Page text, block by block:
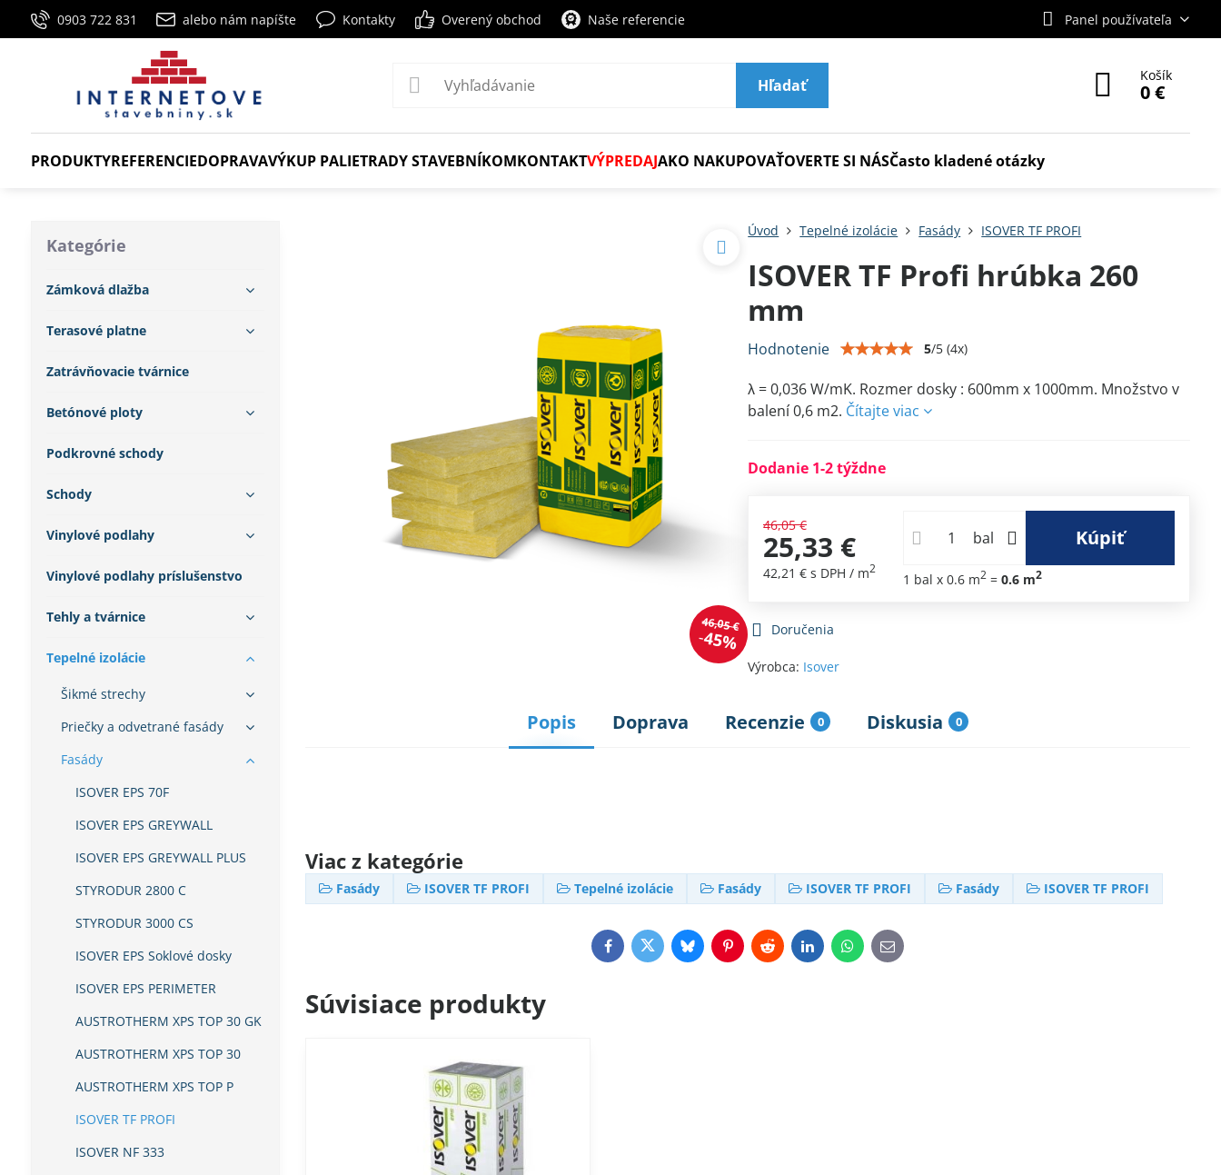
0903 722 831 alebo nám napíšte Kontakty Overený obchod Naše referencie Panel používateľa
Hľadať
Košík
0 €
PRODUKTYREFERENCIEDOPRAVAVÝKUP PALIETRADY STAVEBNÍKOMKONTAKTVÝPREDAJAKO NAKUPOVAŤOVERTE SI NÁSČasto kladené otázky
46,05 €
45%
Úvod Tepelné izolácie Fasády ISOVER TF PROFI
ISOVER TF Profi hrúbka 260
mm
Hodnotenie 5/5 (4x)
λ = 0,036 W/mK. Rozmer dosky : 600mm x 1000mm. Množstvo v
balení 0,6 m2. Čítajte viac
Dodanie 1-2 týždne
46,05 €
25,33 €
42,21 € s DPH / m2
bal Kúpiť
1 balx 0.6 m2 =0.6 m2
Doručenia
Výrobca: Isover
Popis Doprava Recenzie 0 Diskusia 0
Viac z kategórie
Fasády ISOVER TF PROFI Tepelné izolácie Fasády ISOVER TF PROFI Fasády ISOVER TF PROFI
FacebookTwitterBlueskyPinterestRedditLinkedInWhatsApp
E-
mail
Súvisiace produkty
Kategórie
Zámková dlažba
Terasové platne
Zatrávňovacie tvárnice
Betónové ploty
Podkrovné schody
Schody
Vinylové podlahy
Vinylové podlahy príslušenstvo
Tehly a tvárnice
Tepelné izolácie
Šikmé strechy
Priečky a odvetrané fasády
Fasády
ISOVER EPS 70F
ISOVER EPS GREYWALL
ISOVER EPS GREYWALL PLUS
STYRODUR 2800 C
STYRODUR 3000 CS
ISOVER EPS Soklové dosky
ISOVER EPS PERIMETER
AUSTROTHERM XPS TOP 30 GK
AUSTROTHERM XPS TOP 30
AUSTROTHERM XPS TOP P
ISOVER TF PROFI
ISOVER NF 333